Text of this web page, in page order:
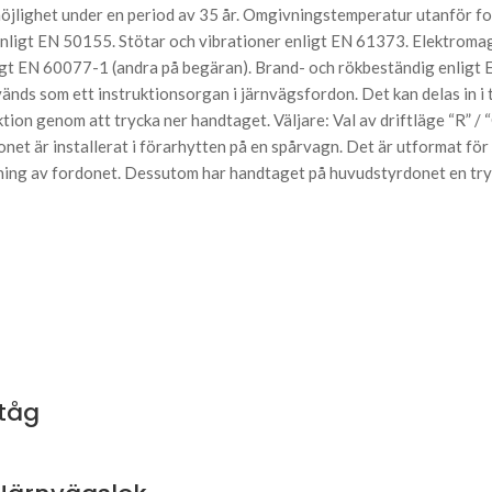
under en period av 35 år. Omgivningstemperatur utanför
EN 50155. Stötar och vibrationer enligt EN 61373.
60077-1 (andra på begäran). Brand- och rökbeständig enligt
som ett instruktionsorgan i järnvägsfordon. Det kan delas in
genom att trycka ner handtaget. Väljare: Val av driftläge “R” /
är installerat i förarhytten på en spårvagn. Det är utformat
av fordonet. Dessutom har handtaget på huvudstyrdonet en